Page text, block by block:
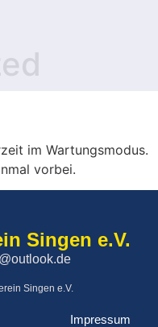
im Wartungsmodus.
vorbei.
Singen e.V.
Singen e.V.
Impressum